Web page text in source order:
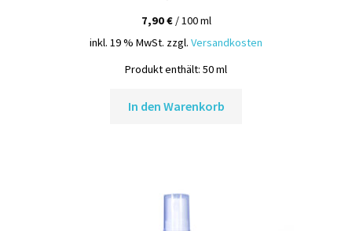
7,90€/100ml
inkl. 19 % MwSt. zzgl. Versandkosten
Produkt enthält: 50ml
In den Warenkorb